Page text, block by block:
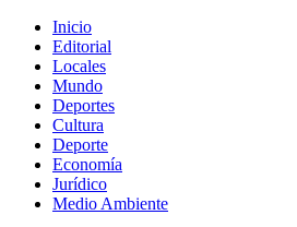
Inicio
Editorial
Locales
Mundo
Deportes
Cultura
Deporte
Economía
Jurídico
Medio Ambiente